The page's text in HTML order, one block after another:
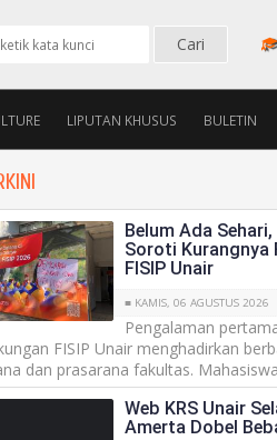
LIPUTAN KHUSUS BULETIN
Belum Ada
Soroti Kurangnya
FISIP Unair
■ KAMIS, 06 AGUSTUS 2026
Pengalaman
FISIP Unair menghadirkan
dan prasarana fakultas.
Web KRS Unair
Amerta Dobel